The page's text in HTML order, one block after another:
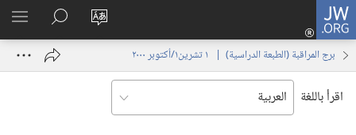
JW.ORG
تغيير
الموقع
تسجيل
الدخول
نافذة
البحث
في
JW.‎ORG
برج المراقبة (‏الطبعة الدراسية)‏ | ‏‎ ١‏ ‏‎تشرين١/أكتوبر‏ ‎٢٠٠٠
اقرأ باللغة